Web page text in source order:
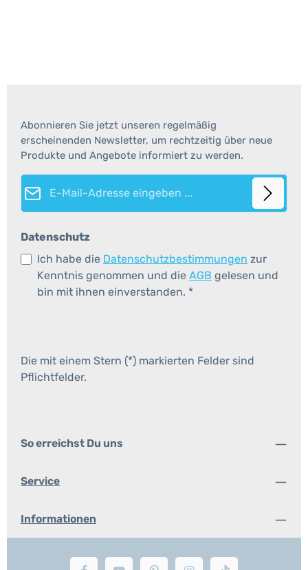
Abonnieren Sie jetzt unseren regelmäßig
erscheinenden Newsletter, um rechtzeitig über neue
Produkte und Angebote informiert zu werden.
E-Mail-Adresse*
Datenschutz
Ich habe die Datenschutzbestimmungen zur
Kenntnis genommen und die AGB gelesen und
bin mit ihnen einverstanden. *
Die mit einem Stern (*) markierten Felder sind
Pflichtfelder.
So erreichst Du uns
Service
Informationen